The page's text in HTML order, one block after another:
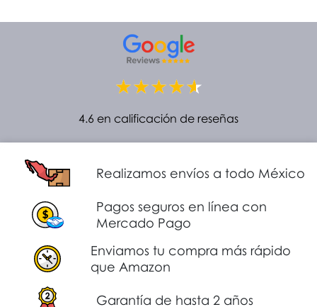
4.6 en calificación de reseñas
Realizamos envíos a todo México
Pagos seguros en línea con
Mercado Pago
Enviamos tu compra más rápido
que Amazon
Garantía de hasta 2 años